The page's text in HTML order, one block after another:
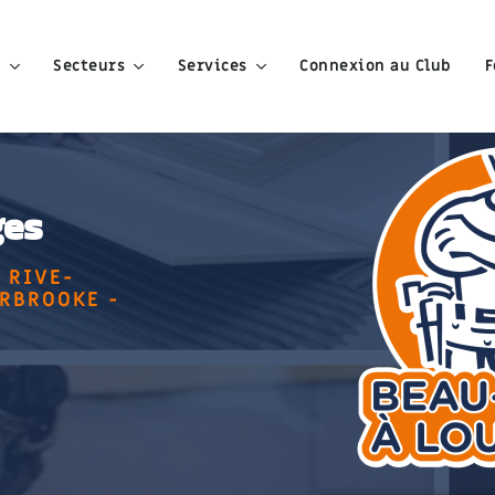
Secteurs Services Connexion au Club
RIVE-
-